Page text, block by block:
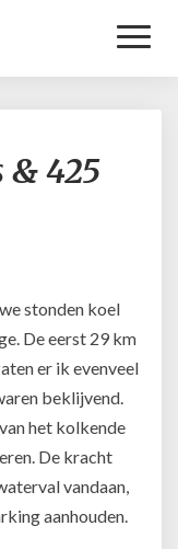
& 425
stonden koel
De eerst 29 km
er ik evenveel
beklijvend.
het kolkende
De kracht
vandaan,
aanhouden.